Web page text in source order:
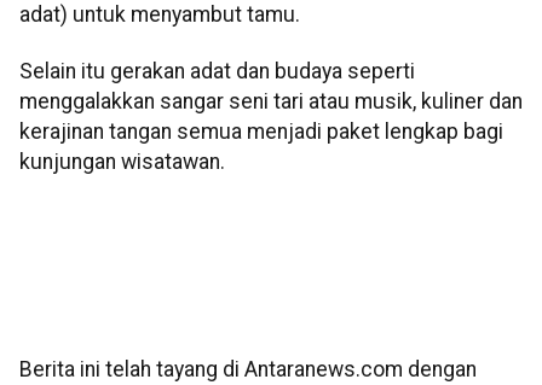
adat) untuk menyambut tamu.
Selain itu gerakan adat dan budaya seperti
menggalakkan sangar seni tari atau musik, kuliner dan
kerajinan tangan semua menjadi paket lengkap bagi
kunjungan wisatawan.
Berita ini telah tayang di Antaranews.com dengan